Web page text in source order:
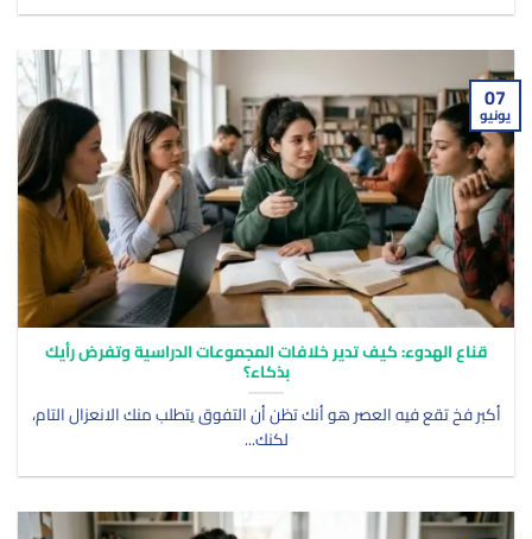
قناع الهدوء: كيف تدير خلافات المجموعات الدراسية وتفرض رأيك
بذكاء؟
أكبر فخ تقع فيه العصر هو أنك تظن أن التفوق يتطلب منك الانعزال التام،
لكنك...
07
يونيو